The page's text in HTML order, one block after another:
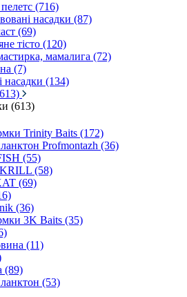
(716)
насадки (87)
(69)
тісто (120)
мамалига (72)
(7)
насадки (134)
(613)
Trinity Baits (172)
Profmontazh (36)
(55)
(58)
(69)
(36)
3K Baits (35)
(11)
(89)
(53)